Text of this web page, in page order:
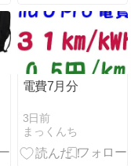
活用
電費7月分
3日前
まっくんち